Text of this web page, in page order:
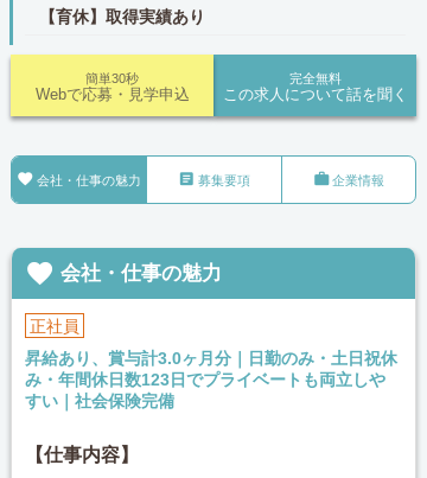
【育休】取得実績あり
完全無料
この求人について話を聞く
簡単30秒
Webで応募・見学申込
 会社・仕事の魅力  募集要項 企業情報
 会社・仕事の魅力
正社員
昇給あり、賞与計3.0ヶ月分｜日勤のみ・土日祝休
み・年間休日数123日でプライベートも両立しや
すい｜社会保険完備
【仕事内容】